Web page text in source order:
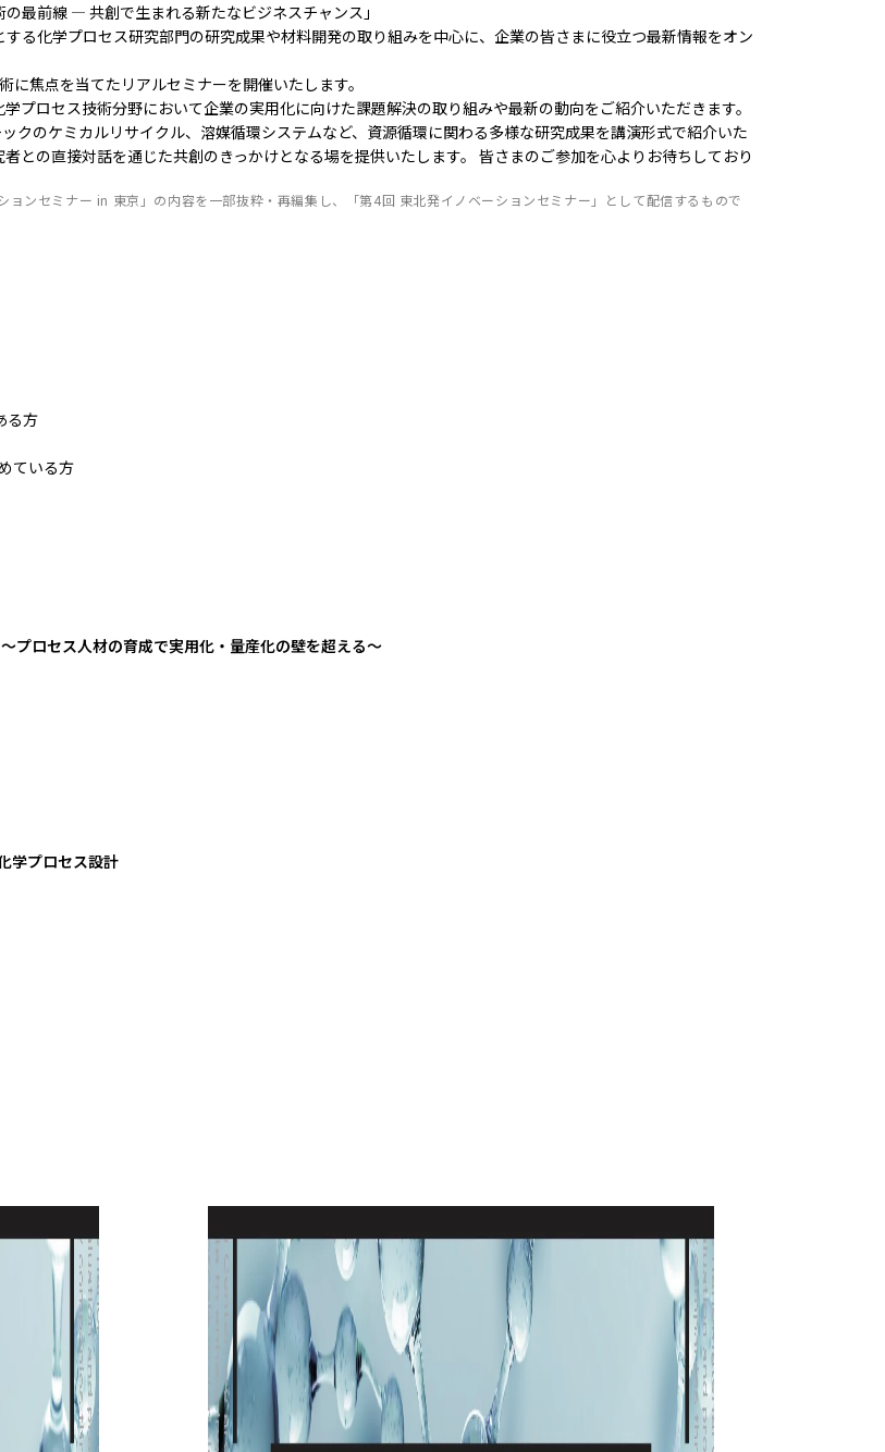
最前線 ― 共創で生まれる新たなビジネスチャンス」
る化学プロセス研究部門の研究成果や材料開発の取り組みを中心に、企業の皆さまに役立つ最新情報をオン
焦点を当てたリアルセミナーを開催いたします。
プロセス技術分野において企業の実用化に向けた課題解決の取り組みや最新の動向をご紹介いただきます。
クのケミカルリサイクル、溶媒循環システムなど、資源循環に関わる多様な研究成果を講演形式で紹介いた
との直接対話を通じた共創のきっかけとなる場を提供いたします。 皆さまのご参加を心よりお待ちしており
ンセミナー in 東京」の内容を一部抜粋・再編集し、「第4回 東北発イノベーションセミナー」として配信するもので
る方
ている方
プロセス人材の育成で実用化・量産化の壁を超える～
学プロセス設計